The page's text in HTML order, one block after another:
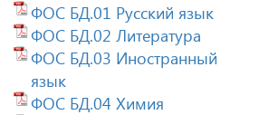
ФОС БД.01 Русский язык
ФОС БД.02 Литература
ФОС БД.03 Иностранный
язык
ФОС БД.04 Химия